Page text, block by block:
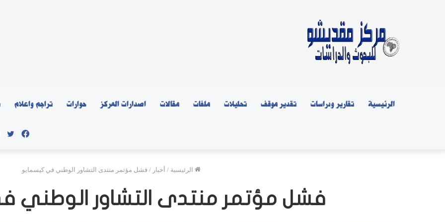
الرئيسية تقارير ودراسات تقدير موقف تحليلات ملفات مقالات اصدارات المركز حوارات تراجم واعلام
الرئيسية / أخبار / فشل مؤتمر منتدى التشاور الوطني في كيسمايو
فشل مؤتمر منتدى التشاور الوطني